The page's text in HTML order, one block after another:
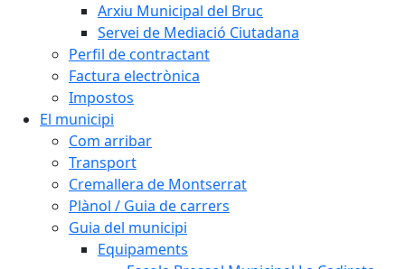
Arxiu Municipal del Bruc
Servei de Mediació Ciutadana
Perfil de contractant
Factura electrònica
Impostos
El municipi
Com arribar
Transport
Cremallera de Montserrat
Plànol / Guia de carrers
Guia del municipi
Equipaments